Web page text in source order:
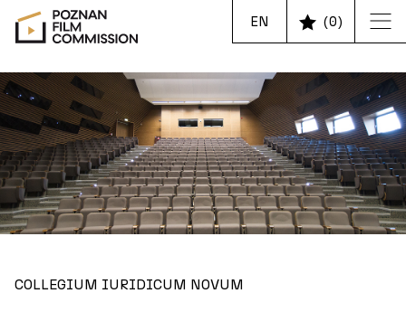
EN (0)
COLLEGIUM IURIDICUM NOVUM